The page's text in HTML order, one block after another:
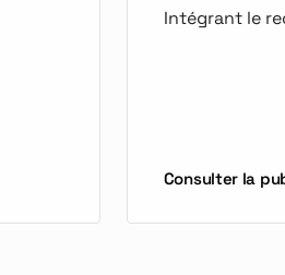
Intégrant le
Consulter la